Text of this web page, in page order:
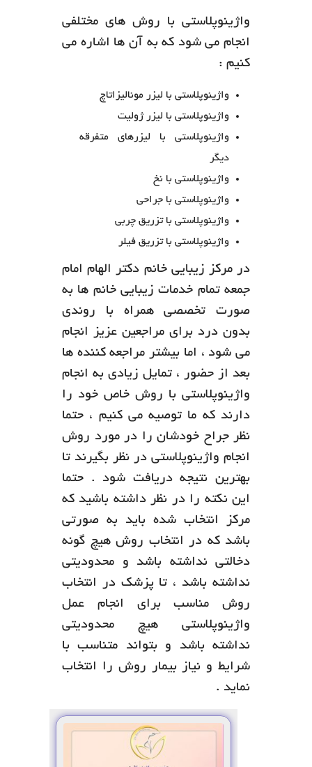
واژینوپلاستی با روش های مختلفی
انجام می شود که به آن ها اشاره می
کنیم :
واژینوپلاستی با لیزر مونالیزاتاچ
واژینوپلاستی با لیزر ژولیت
واژینوپلاستی با لیزرهای متفرقه
دیگر
واژینوپلاستی با نخ
واژینوپلاستی با جراحی
واژینوپلاستی با تزریق چربی
واژینوپلاستی با تزریق فیلر
در مرکز زیبایی خانم دکتر الهام امام
جمعه تمام خدمات زیبایی خانم ها به
صورت ‌تخصصی همراه با روندی
بدون درد برای مراجعین عزیز انجام
می شود ، اما بیشتر مراجعه کننده ها
بعد از حضور ، تمایل زیادی به انجام
واژینوپلاستی با روش خاص خود را
دارند که ما توصیه می کنیم ، حتما
نظر جراح خودشان را در مورد روش
انجام واژینوپلاستی در نظر بگیرند تا
بهترین نتیجه دریافت شود . حتما
این نکته را در نظر داشته باشید که
مرکز انتخاب شده باید به صورتی
باشد که در انتخاب روش هیچ گونه
دخالتی نداشته باشد و محدودیتی
نداشته باشد ، تا پزشک در انتخاب
روش مناسب برای انجام عمل
واژینوپلاستی هیچ محدودیتی
نداشته باشد و بتواند متناسب با
شرایط و نیاز بیمار روش را انتخاب
نماید .